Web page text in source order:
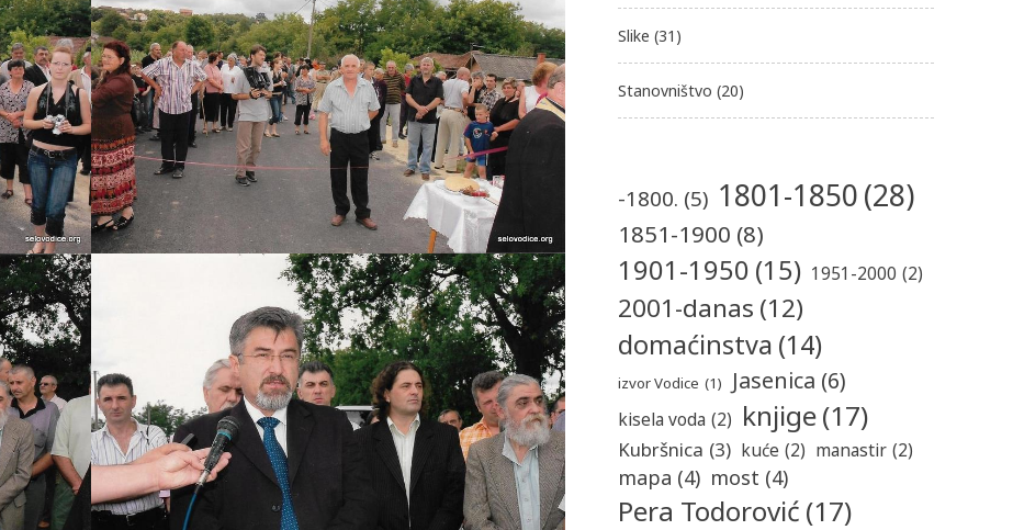
Slike (31)
Stanovništvo (20)
-1800. (5) 1801-1850(28)
1851-1900 (8)
1901-1950 (15) 1951-2000 (2)
2001-danas (12)
domaćinstva (14)
izvor Vodice (1) Jasenica (6)
kisela voda (2) knjige(17)
Kubršnica (3) kuće (2) manastir (2)
mapa (4) most (4)
Pera Todorović (17)